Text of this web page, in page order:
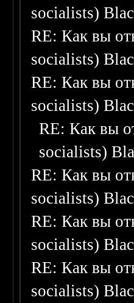
socialists)
RE: Как вы
socialists)
RE: Как вы
socialists)
RE: Как вы
socialists)
RE: Как вы
socialists)
RE: Как вы
socialists)
RE: Как вы
socialists)